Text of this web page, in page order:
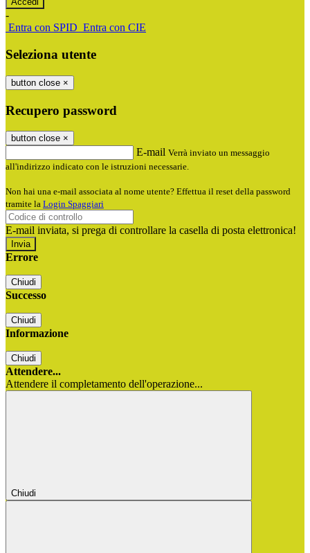
-
Entra con SPID Entra con CIE
Seleziona utente
button close ×
Recupero password
button close ×
E-mail Verrà inviato un messaggio
all'indirizzo indicato con le istruzioni necessarie.
Non hai una e-mail associata al nome utente? Effettua il reset della password
tramite la Login Spaggiari
E-mail inviata, si prega di controllare la casella di posta elettronica!
Errore
Chiudi
Successo
Chiudi
Informazione
Chiudi
Attendere...
Attendere il completamento dell'operazione...
Chiudi